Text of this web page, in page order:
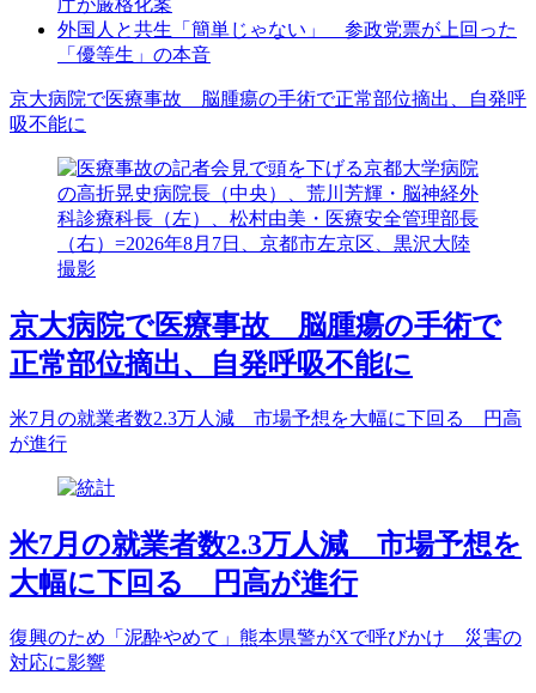
庁が厳格化案
外国人と共生「簡単じゃない」 参政党票が上回った
「優等生」の本音
京大病院で医療事故 脳腫瘍の手術で正常部位摘出、自発呼
吸不能に
京大病院で医療事故 脳腫瘍の手術で
正常部位摘出、自発呼吸不能に
米7月の就業者数2.3万人減 市場予想を大幅に下回る 円高
が進行
米7月の就業者数2.3万人減 市場予想を
大幅に下回る 円高が進行
復興のため「泥酔やめて」熊本県警がXで呼びかけ 災害の
対応に影響